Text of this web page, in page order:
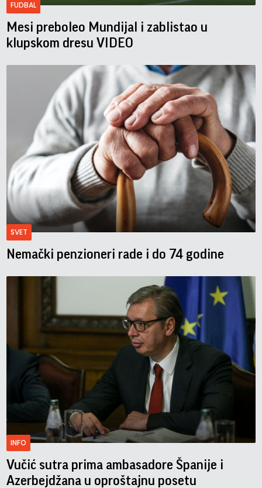
FUDBAL
Mesi preboleo Mundijal i zablistao u
klupskom dresu VIDEO
SVET
Nemački penzioneri rade i do 74 godine
INFO
Vučić sutra prima ambasadore Španije i
Azerbejdžana u oproštajnu posetu